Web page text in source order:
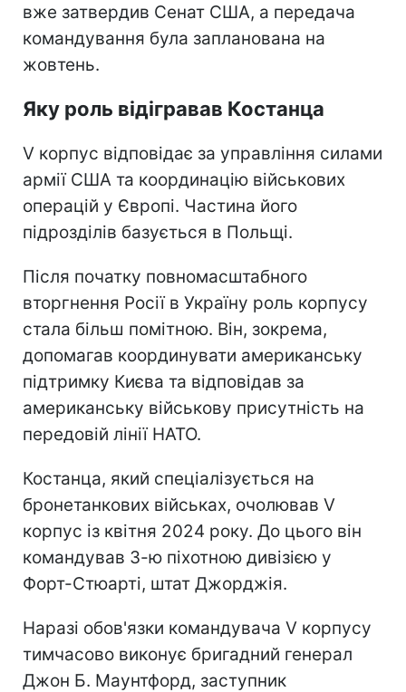
вже затвердив Сенат США, а передача
командування була запланована на
жовтень.
Яку роль відігравав Костанца
V корпус відповідає за управління силами
армії США та координацію військових
операцій у Європі. Частина його
підрозділів базується в Польщі.
Після початку повномасштабного
вторгнення Росії в Україну роль корпусу
стала більш помітною. Він, зокрема,
допомагав координувати американську
підтримку Києва та відповідав за
американську військову присутність на
передовій лінії НАТО.
Костанца, який спеціалізується на
бронетанкових військах, очолював V
корпус із квітня 2024 року. До цього він
командував 3-ю піхотною дивізією у
Форт-Стюарті, штат Джорджія.
Наразі обов'язки командувача V корпусу
тимчасово виконує бригадний генерал
Джон Б. Маунтфорд, заступник